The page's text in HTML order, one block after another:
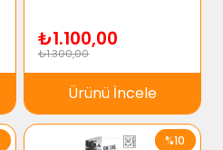
₺1.100,00
₺1.300,00
Ürünü İncele
%10